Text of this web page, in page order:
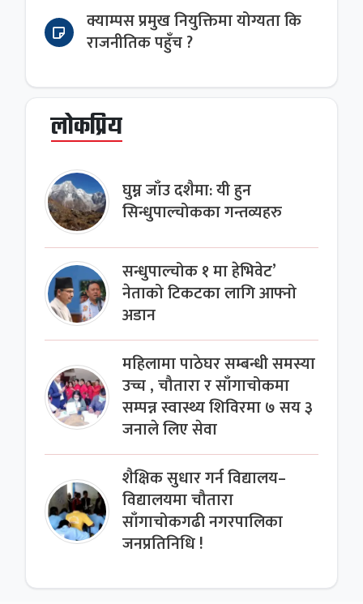
क्याम्पस प्रमुख नियुक्तिमा योग्यता कि
राजनीतिक पहुँच ?
लोकप्रिय
घुम्न जाँउ दशैमा: यी हुन
सिन्धुपाल्चोकका गन्तव्यहरु
सन्धुपाल्चोक १ मा हेभिवेट’
नेताको टिकटका लागि आफ्नो
अडान
महिलामा पाठेघर सम्बन्धी समस्या
उच्च , चौतारा र साँगाचोकमा
सम्पन्न स्वास्थ्य शिविरमा ७ सय ३
जनाले लिए सेवा
शैक्षिक सुधार गर्न विद्यालय–
विद्यालयमा चौतारा
साँगाचोकगढी नगरपालिका
जनप्रतिनिधि !